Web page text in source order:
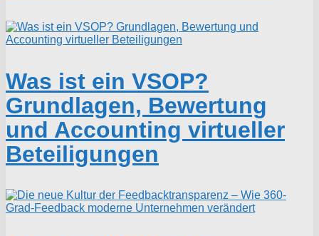
Was ist ein VSOP?
Grundlagen, Bewertung
und Accounting virtueller
Beteiligungen